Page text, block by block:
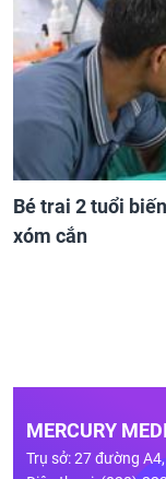
Bé trai 2 tuổi
xóm cắn
MERCURY
Trụ sở: 27 đường